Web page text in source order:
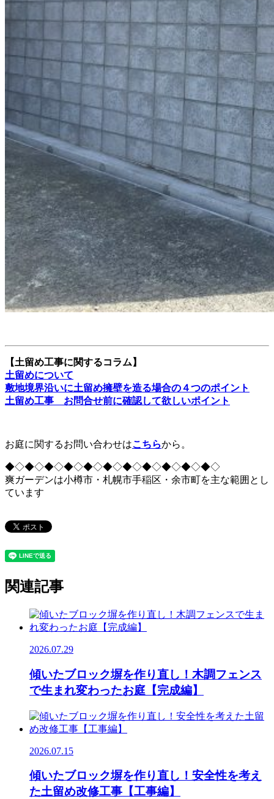
【土留め工事に関するコラム】
土留めについて
敷地境界沿いに土留め擁壁を造る場合の４つのポイント
土留め工事 お問合せ前に確認して欲しいポイント
お庭に関するお問い合わせはこちらから。
◆◇◆◇◆◇◆◇◆◇◆◇◆◇◆◇◆◇◆◇◆◇
爽ガーデンは小樽市・札幌市手稲区・余市町を主な範囲とし
ています
関連記事
2026.07.29
傾いたブロック塀を作り直し！木調フェンス
で生まれ変わったお庭【完成編】
2026.07.15
傾いたブロック塀を作り直し！安全性を考え
た土留め改修工事【工事編】